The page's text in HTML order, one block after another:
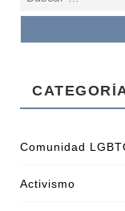
Comunidad
Activismo